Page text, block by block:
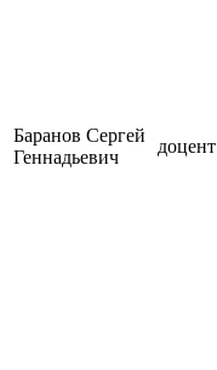
Баранов Сергей
Геннадьевич
доцент